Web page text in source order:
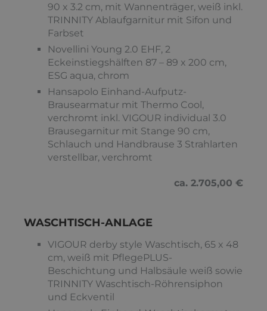
90 x 3.2 cm, mit Wannenträger, weiß inkl.
TRINNITY Ablaufgarnitur mit Sifon und
Farbset
Novellini Young 2.0 EHF, 2
Eckeinstiegshälften 87 – 89 x 200 cm,
ESG aqua, chrom
Hansapolo Einhand-Aufputz-
Brausearmatur mit Thermo Cool,
verchromt inkl. VIGOUR individual 3.0
Brausegarnitur mit Stange 90 cm,
Schlauch und Handbrause 3 Strahlarten
verstellbar, verchromt
ca. 2.705,00 €
WASCHTISCH-ANLAGE
VIGOUR derby style Waschtisch, 65 x 48
cm, weiß mit PflegePLUS-
Beschichtung und Halbsäule weiß sowie
TRINNITY Waschtisch-Röhrensiphon
und Eckventil